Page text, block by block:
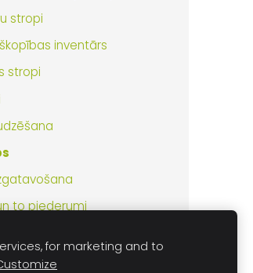
stropi
inventārs
stropi
to piederumi
for marketing and to